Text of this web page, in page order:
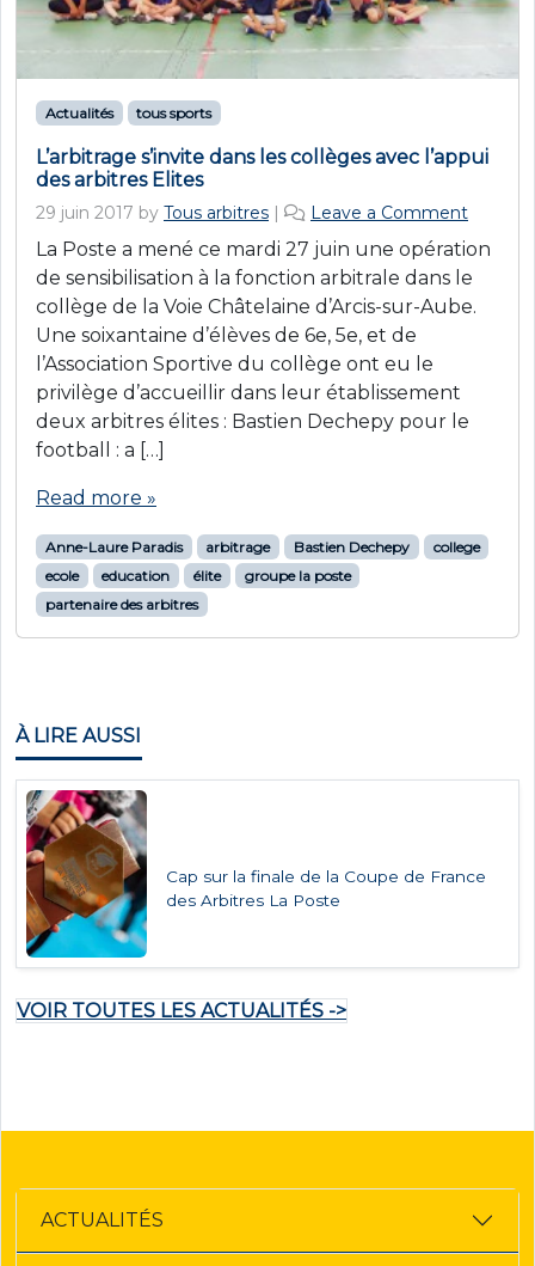
Actualités tous sports
L’arbitrage s’invite dans les collèges avec l’appui
des arbitres Elites
29 juin 2017 by Tous arbitres | Leave a Comment
La Poste a mené ce mardi 27 juin une opération
de sensibilisation à la fonction arbitrale dans le
collège de la Voie Châtelaine d’Arcis-sur-Aube.
Une soixantaine d’élèves de 6e, 5e, et de
l’Association Sportive du collège ont eu le
privilège d’accueillir dans leur établissement
deux arbitres élites : Bastien Dechepy pour le
football : a […]
Read more »
Anne-Laure Paradis arbitrage Bastien Dechepy
college
ecole
education élite
groupe la poste
partenaire des arbitres
À LIRE AUSSI
Cap sur la finale de la Coupe de France
des Arbitres La Poste
VOIR TOUTES LES ACTUALITÉS ->
ACTUALITÉS